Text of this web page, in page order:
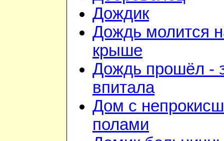
Дождик
Дождь молится
крыше
Дождь прошёл -
впитала
Дом с
полами